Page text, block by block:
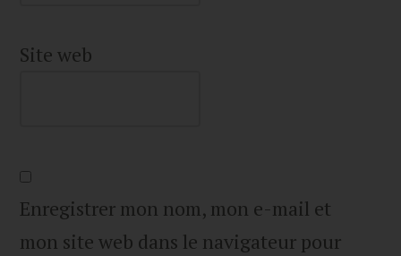
Site web
Enregistrer mon nom, mon e-mail et
mon site web dans le navigateur pour